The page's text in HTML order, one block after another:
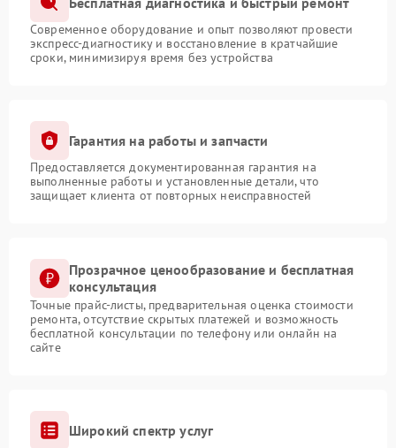
Современное оборудование и опыт позволяют провести
экспресс-диагностику и восстановление в кратчайшие
сроки, минимизируя время без устройства
Гарантия на работы и запчасти
Предоставляется документированная гарантия на
выполненные работы и установленные детали, что
защищает клиента от повторных неисправностей
Прозрачное ценообразование и бесплатная
консультация
Точные прайс-листы, предварительная оценка стоимости
ремонта, отсутствие скрытых платежей и возможность
бесплатной консультации по телефону или онлайн на
сайте
Широкий спектр услуг